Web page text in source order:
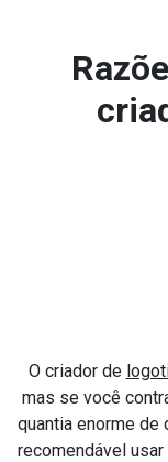
O criador de
mas se você
quantia enorme de
recomendável